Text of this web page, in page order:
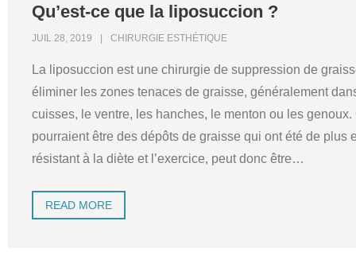
Qu’est-ce que la liposuccion ?
JUIL 28, 2019 CHIRURGIE ESTHÉTIQUE
La liposuccion est une chirurgie de suppression de
éliminer les zones tenaces de graisse, généralement
cuisses, le ventre, les hanches, le menton ou les
pourraient être des dépôts de graisse qui ont été de plus
résistant à la diète et l’exercice, peut donc être…
READ MORE